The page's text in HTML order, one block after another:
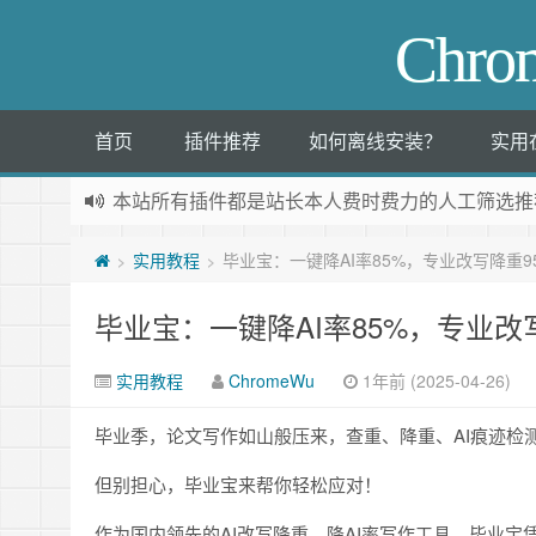
首页 插件推荐 如何离线安装？ 实用
本站所有插件都是站长本人费时费力的人工筛选
> 实用教程 > 毕业宝：一键降AI率85%，专业改写降重
毕业宝：一键降AI率85%，专业改
实用教程 ChromeWu 1年前 (2025-04-26)
毕业季，论文写作如山般压来，查重、降重、AI痕迹
但别担心，毕业宝来帮你轻松应对！